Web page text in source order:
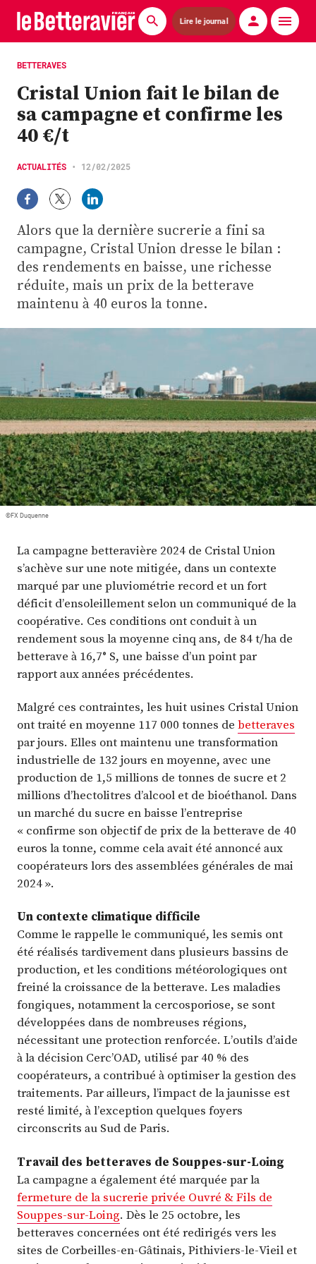
Lire le journal
Actualités
Économie
Agronomie
Matériels
La technique ITB
Pommes de terre
Guides pratiques
Chasse
Plus
Abonnez-vous
BETTERAVES
Cristal Union fait le bilan de
sa campagne et confirme les
40 €/t
ACTUALITÉS • 12/02/2025
Alors que la dernière sucrerie a fini sa
campagne, Cristal Union dresse le bilan :
des rendements en baisse, une richesse
réduite, mais un prix de la betterave
maintenu à 40 euros la tonne.
©FX Duquenne
La campagne betteravière 2024 de Cristal Union
s’achève sur une note mitigée, dans un contexte
marqué par une pluviométrie record et un fort
déficit d’ensoleillement selon un communiqué de la
coopérative. Ces conditions ont conduit à un
rendement sous la moyenne cinq ans, de 84 t/ha de
betterave à 16,7° S, une baisse d’un point par
rapport aux années précédentes.
Malgré ces contraintes, les huit usines Cristal Union
ont traité en moyenne 117 000 tonnes de betteraves
par jours. Elles ont maintenu une transformation
industrielle de 132 jours en moyenne, avec une
production de 1,5 millions de tonnes de sucre et 2
millions d’hectolitres d’alcool et de bioéthanol. Dans
un marché du sucre en baisse l’entreprise
« confirme son objectif de prix de la betterave de 40
euros la tonne, comme cela avait été annoncé aux
coopérateurs lors des assemblées générales de mai
2024 ».
Un contexte climatique difficile
Comme le rappelle le communiqué, les semis ont
été réalisés tardivement dans plusieurs bassins de
production, et les conditions météorologiques ont
freiné la croissance de la betterave. Les maladies
fongiques, notamment la cercosporiose, se sont
développées dans de nombreuses régions,
nécessitant une protection renforcée. L’outils d’aide
à la décision Cerc’OAD, utilisé par 40 % des
coopérateurs, a contribué à optimiser la gestion des
traitements. Par ailleurs, l’impact de la jaunisse est
resté limité, à l’exception quelques foyers
circonscrits au Sud de Paris.
Travail des betteraves de Souppes-sur-Loing
La campagne a également été marquée par la
fermeture de la sucrerie privée Ouvré & Fils de
Souppes-sur-Loing. Dès le 25 octobre, les
betteraves concernées ont été redirigés vers les
sites de Corbeilles-en-Gâtinais, Pithiviers-le-Vieil et